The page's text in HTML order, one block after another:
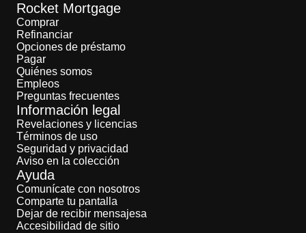
Rocket Mortgage
Comprar
Refinanciar
Opciones de préstamo
Pagar
Quiénes somos
Empleos
Preguntas frecuentes
Información legal
Revelaciones y licencias
Términos de uso
Seguridad y privacidad
Aviso en la colección
Ayuda
Comunícate con nosotros
Comparte tu pantalla
Dejar de recibir mensajesa
Accesibilidad de sitio